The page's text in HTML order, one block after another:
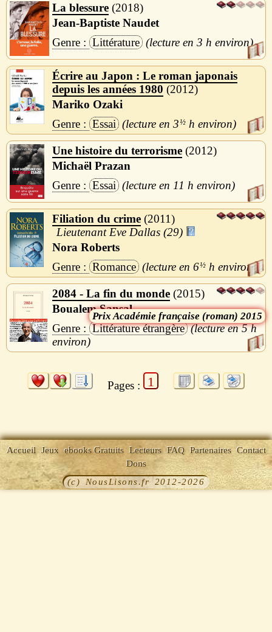
La blessure 2018
Jean-Baptiste Naudet
Littérature
3 h
Écrire au Japon : Le roman japonais
depuis les années 1980
2012
Mariko Ozaki
Essai
3½ h
Une histoire du terrorisme 2012
Michaël Prazan
Essai
11 h
Filiation du crime 2011
Lieutenant Eve Dallas (29)
Nora Roberts
Romance
6½ h
2084 - La fin du monde 2015
Académie française (roman) 2015
Boualem Sansal
Littérature étrangère
5 h
Pages : 1
Accueil Jeux ebooks Gratuits Lecteurs FAQ Partenaires Contact
Dons
(c) NousLisons.fr 2012-2026